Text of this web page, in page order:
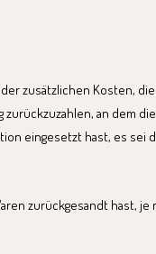
zusätzlichen Kosten,
zurückzuzahlen, an dem
eingesetzt hast, es
zurückgesandt hast,